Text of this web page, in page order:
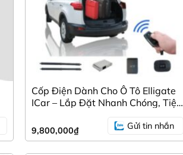
Cốp Điện Dành Cho Ô Tô Elligate
ICar – Lắp Đặt Nhanh Chóng, Tiện
9,800,000₫ Gửi tin nhắn